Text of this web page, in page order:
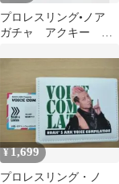
プロレスリング•ノア
ガチャ アクキー
¥1,699
プロレスリング・ノ